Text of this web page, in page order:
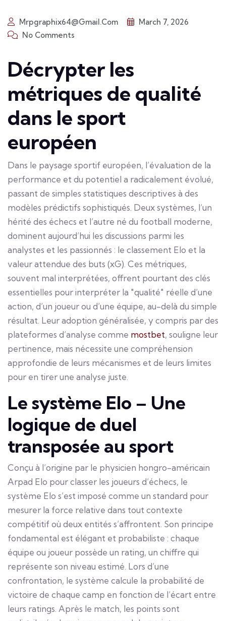
Mrpgraphix64@gmail.com
March 7, 2026
No Comments
Décrypter les
métriques de qualité
dans le sport
européen
Dans le paysage sportif européen, l’évaluation de la
performance et du potentiel a radicalement évolué,
passant de simples statistiques descriptives à des
modèles prédictifs sophistiqués. Deux systèmes, l’un
hérité des échecs et l’autre né du football moderne,
dominent aujourd’hui les discussions parmi les
analystes et les passionnés : le classement Elo et la
valeur attendue des buts (xG). Ces métriques,
souvent mal interprétées, offrent pourtant des clés
essentielles pour interpréter la "qualité" réelle d’une
action, d’un joueur ou d’une équipe, au-delà du simple
résultat. Leur adoption généralisée, y compris par des
plateformes d’analyse comme mostbet, souligne leur
pertinence, mais nécessite une compréhension
approfondie de leurs mécanismes et de leurs limites
pour en tirer une analyse juste.
Le système Elo – Une
logique de duel
transposée au sport
Conçu à l’origine par le physicien hongro-américain
Arpad Elo pour classer les joueurs d’échecs, le
système Elo s’est imposé comme un standard pour
mesurer la force relative dans tout contexte
compétitif où deux entités s’affrontent. Son principe
fondamental est élégant et probabiliste : chaque
équipe ou joueur possède un rating, un chiffre qui
représente son niveau estimé. Lors d’une
confrontation, le système calcule la probabilité de
victoire de chaque camp en fonction de l’écart entre
leurs ratings. Après le match, les points sont